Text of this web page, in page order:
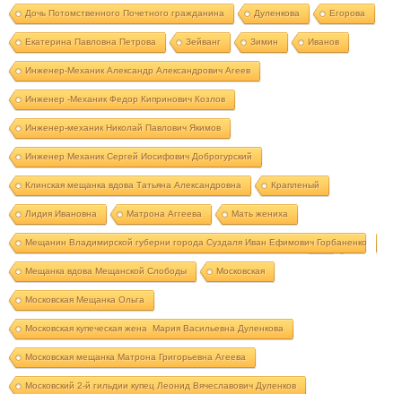
Дочь Потомственного Почетного гражданина Дуленкова Егорова
Екатерина Павловна Петрова Зейванг Зимин Иванов
Инженер-Механик Александр Александрович Агеев
Инженер -Механик Федор Кипринович Козлов
Инженер-механик Николай Павлович Якимов
Инженер Механик Сергей Иосифович Доброгурский
Клинская мещанка вдова Татьяна Александровна Крапленый
Лидия Ивановна Матрона Аггеева Мать жениха
Мещанин Владимирской губерни города Суздаля Иван Ефимович Горбаненко
Мещанка вдова Мещанской Слободы Московская
Московская Мещанка Ольга
Московская купеческая жена Мария Васильевна Дуленкова
Московская мещанка Матрона Григорьевна Агеева
Московский 2-й гильдии купец Леонид Вячеславович Дуленков